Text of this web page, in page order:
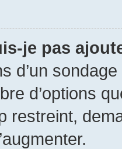
je pas
d’un
d’options
restreint,